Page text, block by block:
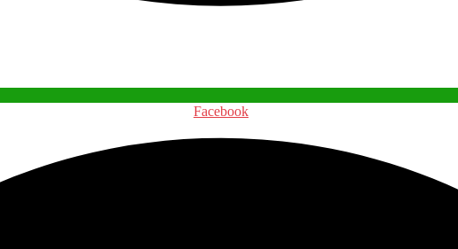
Facebook